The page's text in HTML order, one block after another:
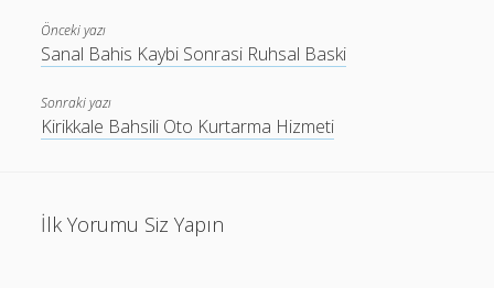
Önceki yazı
Sanal Bahis Kaybi Sonrasi Ruhsal Baski
Sonraki yazı
Kirikkale Bahsili Oto Kurtarma Hizmeti
İlk Yorumu Siz Yapın